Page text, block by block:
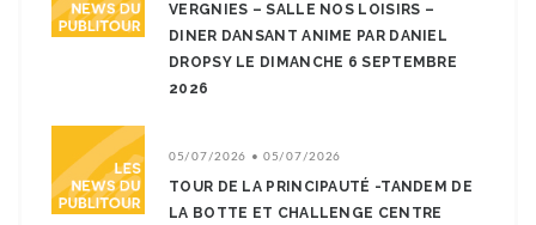
VERGNIES – SALLE NOS LOISIRS –
DINER DANSANT ANIME PAR DANIEL
DROPSY LE DIMANCHE 6 SEPTEMBRE
2026
05/07/2026 • 05/07/2026
TOUR DE LA PRINCIPAUTÉ -TANDEM DE
LA BOTTE ET CHALLENGE CENTRE